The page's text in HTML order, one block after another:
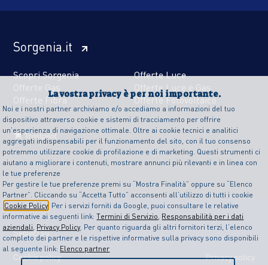
La vostra privacy è per noi importante.
Noi e i nostri partner archiviamo e/o accediamo a informazioni del tuo
dispositivo attraverso cookie e sistemi di tracciamento per offrire
un’esperienza di navigazione ottimale. Oltre ai cookie tecnici e analitici
aggregati indispensabili per il funzionamento del sito, con il tuo consenso
potremmo utilizzare cookie di profilazione e di marketing. Questi strumenti ci
aiutano a migliorare i contenuti, mostrare annunci più rilevanti e in linea con
le tue preferenze
Per gestire le tue preferenze premi su “Mostra Finalità” oppure su “Elenco
Partner”. Cliccando su “Accetta Tutto” acconsenti all’utilizzo di tutti i cookie
Cookie Policy . Per i servizi forniti da Google, puoi consultare le relative
informative ai seguenti link:Termini di Servizio, Responsabilità per i dati
aziendali, Privacy Policy. Per quanto riguarda gli altri fornitori terzi, l’elenco
completo dei partner e le rispettive informative sulla privacy sono disponibili
al seguente link: Elenco partner
Sorgenia.it
Scopri Sorgenia
Offerte Luce
Offerte Gas
Offerte Luce e Gas
Offerte Fibra
Offerte Fotovoltaico
Seguici su
Cookie policy Privacy policy